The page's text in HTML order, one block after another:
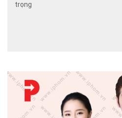
trọng